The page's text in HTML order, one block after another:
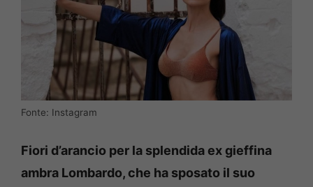
Fonte: Instagram
Fiori d’arancio per la splendida ex gieffina
ambra Lombardo, che ha sposato il suo